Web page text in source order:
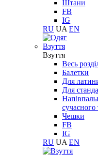
Штани
FB
IG
RU UA EN
Взуття
Взуття
Весь
Балетки
Для
Для
Чешки
FB
IG
RU UA EN